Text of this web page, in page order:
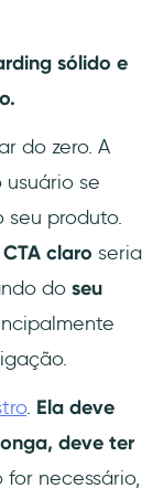
sólido e
do zero. A
se
produto.
claro seria
do seu
. Ela deve
deve ter
for necessário,